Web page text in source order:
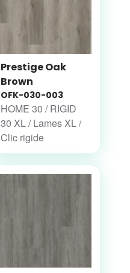
Prestige Oak
Brown
OFK-030-003
HOME 30 / RIGID
30 XL / Lames XL /
Clic rigide